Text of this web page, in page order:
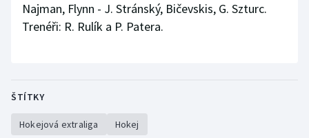
Najman, Flynn - J. Stránský, Bičevskis, G. Szturc.
Trenéři: R. Rulík a P. Patera.
ŠTÍTKY
Hokejová extraliga Hokej